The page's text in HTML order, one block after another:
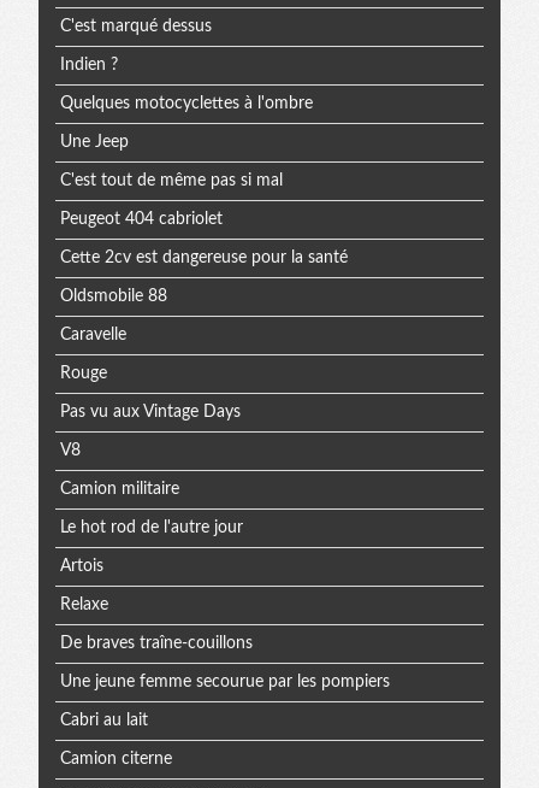
C'est marqué dessus
Indien ?
Quelques motocyclettes à l'ombre
Une Jeep
C'est tout de même pas si mal
Peugeot 404 cabriolet
Cette 2cv est dangereuse pour la santé
Oldsmobile 88
Caravelle
Rouge
Pas vu aux Vintage Days
V8
Camion militaire
Le hot rod de l'autre jour
Artois
Relaxe
De braves traîne-couillons
Une jeune femme secourue par les pompiers
Cabri au lait
Camion citerne